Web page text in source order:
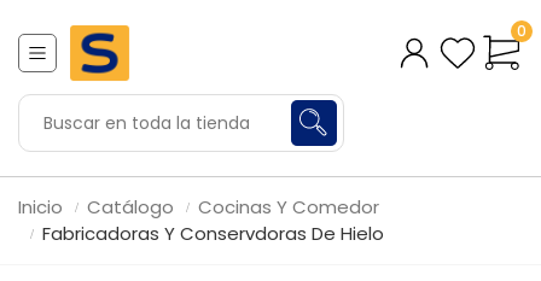
0
Inicio Catálogo
Cocinas Y Comedor
Fabricadoras Y Conservdoras De Hielo